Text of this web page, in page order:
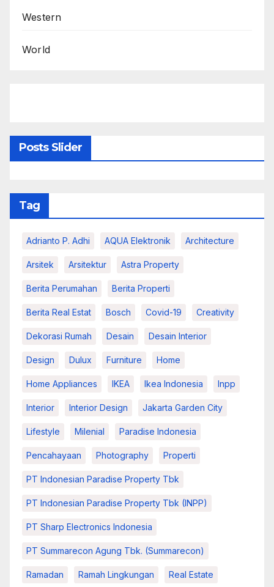
Western
World
Posts Slider
Tag
Adrianto P. Adhi AQUA Elektronik Architecture
Arsitek Arsitektur Astra Property
Berita Perumahan Berita Properti
Berita Real Estat Bosch Covid-19 Creativity
Dekorasi Rumah Desain Desain Interior
Design Dulux Furniture Home
Home Appliances IKEA Ikea Indonesia Inpp
Interior Interior Design Jakarta Garden City
Lifestyle Milenial Paradise Indonesia
Pencahayaan Photography Properti
PT Indonesian Paradise Property Tbk
PT Indonesian Paradise Property Tbk (INPP)
PT Sharp Electronics Indonesia
PT Summarecon Agung Tbk. (Summarecon)
Ramadan Ramah Lingkungan Real Estate